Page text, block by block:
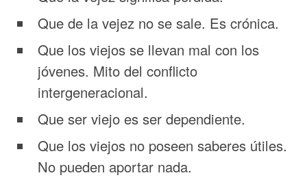
Que de la vejez no se sale. Es crónica.
Que los viejos se llevan mal con los
jóvenes. Mito del conflicto
intergeneracional.
Que ser viejo es ser dependiente.
Que los viejos no poseen saberes útiles.
No pueden aportar nada.